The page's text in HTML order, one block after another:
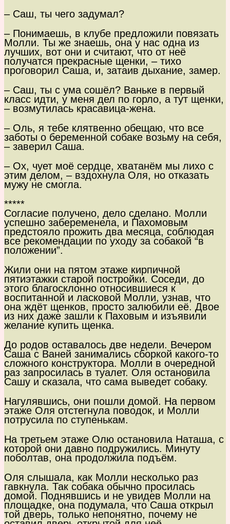
– Саш, ты чего задумал?
– Понимаешь, в клубе предложили повязать
Молли. Ты же знаешь, она у нас одна из
лучших, вот они и считают, что от неё
получатся прекрасные щенки, – тихо
проговорил Саша, и, затаив дыхание, замер.
– Саш, ты с ума сошёл? Ваньке в первый
класс идти, у меня дел по горло, а тут щенки,
– возмутилась красавица-жена.
– Оль, я тебе клятвенно обещаю, что все
заботы о беременной собаке возьму на себя,
– заверил Саша.
– Ох, чует моё сердце, хватанём мы лихо с
этим делом, – вздохнула Оля, но отказать
мужу не смогла.
*****
Согласие получено, дело сделано. Молли
успешно забеременела, и Пахомовым
предстояло прожить два месяца, соблюдая
все рекомендации по уходу за собакой “в
положении”.
Жили они на пятом этаже кирпичной
пятиэтажки старой постройки. Соседи, до
этого благосклонно относившиеся к
воспитанной и ласковой Молли, узнав, что
она ждёт щенков, просто залюбили её. Двое
из них даже зашли к Паховым и изъявили
желание купить щенка.
До родов оставалось две недели. Вечером
Саша с Ваней занимались сборкой какого-то
сложного конструктора. Молли в очередной
раз запросилась в туалет. Оля остановила
Сашу и сказала, что сама выведет собаку.
Нагулявшись, они пошли домой. На первом
этаже Оля отстегнула поводок, и Молли
потрусила по ступенькам.
На третьем этаже Олю остановила Наташа, с
которой они давно подружились. Минуту
поболтав, она продолжила подъём.
Оля слышала, как Молли несколько раз
гавкнула. Так собака обычно просилась
домой. Поднявшись и не увидев Молли на
площадке, она подумала, что Саша открыл
той дверь, только непонятно, почему не